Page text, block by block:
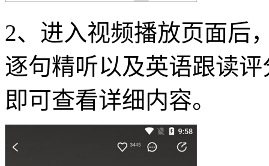
2、进入视频播放页面后
逐句精听以及英语跟读
即可查看详细内容。